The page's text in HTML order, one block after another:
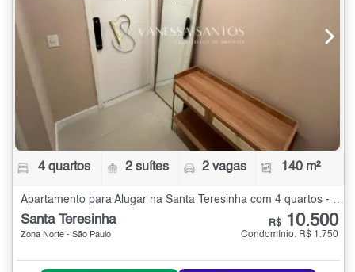
4 quartos 2 suítes 2 vagas 140 m²
Apartamento para Alugar na Santa Teresinha com 4 quartos - 140 m²
Santa Teresinha
Zona Norte - São Paulo
R$ 10.500
Condomínio: R$ 1.750